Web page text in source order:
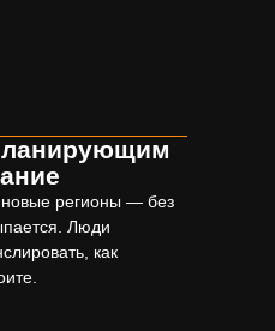
регионы — без
Люди
как
NDA Содержание